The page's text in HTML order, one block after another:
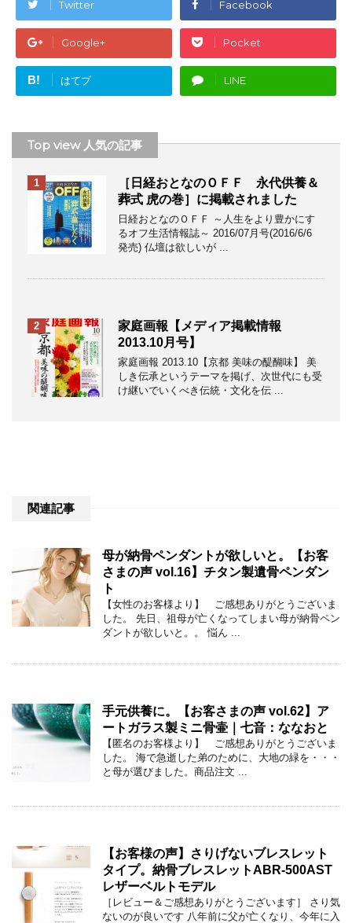
Twitter Facebook
Google+ Pocket
B! はてブ LINE
Top view 人気の記事
1
［日経おとなのＯＦＦ 永代供養＆
葬式 虎の巻］に掲載されました
日経おとなのＯＦＦ ～人生をより豊かにす
るオフ生活情報誌～ 2016/07月号(2016/6/6
発売) 仏壇は欲しいが ...
2
家庭画報【メディア掲載情報
2013.10月号】
家庭画報 2013.10【京都 美味の醍醐味】 美
しき伝承というテーマを掲げ、次世代にも受
け継いでいくべき伝統・文化を伝 ...
関連記事
母が納骨ペンダントが欲しいと。【お客
さまの声 vol.16】チタン製遺骨ペンダン
ト
【女性のお客様より】 ご感想ありがとうございま
した。 先日、祖母が亡くなってしまい母が納骨ペン
ダントが欲しいと。。 悩ん ...
手元供養に。【お客さまの声 vol.62】ア
ートガラス製ミニ骨壷｜七音：ななおと
【匿名のお客様より】 ご感想ありがとうございま
した。 海で急逝した弟のために、大地の緑を・・・
と母が選びました。商品注文 ...
【お客様の声】さりげないブレスレット
タイプ。納骨ブレスレットABR-500AST
レザーベルトモデル
［レビュー＆ご感想ありがとうございます］ さり気
ないのが良いです 八年前に父が亡くなり、今年に入